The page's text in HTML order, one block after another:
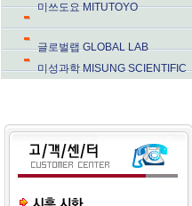
미쓰도요 MITUTOYO
글로벌랩 GLOBAL LAB
미성과학 MISUNG SCIENTIFIC